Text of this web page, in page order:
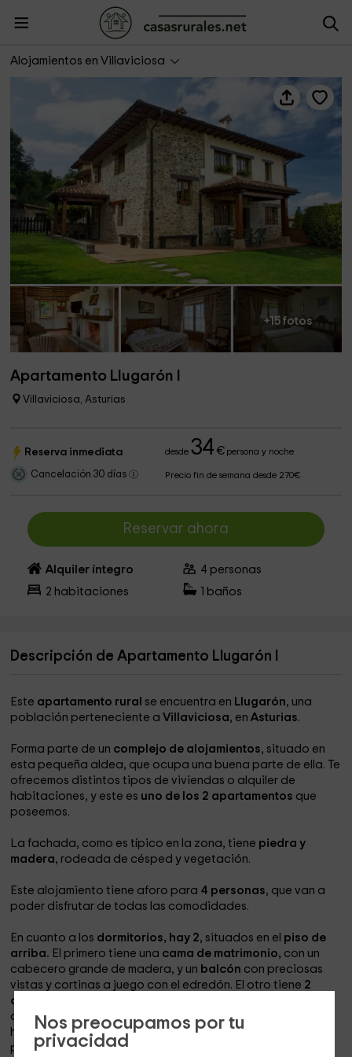
Nos preocupamos por tu
privacidad
Alojamientos en Villaviciosa
Apartamento Llugarón I
+15 fotos
Apartamento Llugarón I
Villaviciosa, Asturias
Reserva inmediata desde34 €persona y noche
Cancelación 30 días Precio fin de semana desde 270€
Reservar ahora
Alquiler íntegro 4 personas
2 habitaciones baños
Descripción de Apartamento Llugarón I
Este apartamento rural se encuentra en Llugarón, una
población perteneciente aVillaviciosa, enAsturias.
Forma parte de un complejo de alojamientos, situado en
esta pequeña aldea, que ocupa una buena parte de ella. Te
ofrecemos distintos tipos de viviendas o alquiler de
habitaciones, y este es uno de los 2 apartamentos que
poseemos.
La fachada, como es típico en la zona, tiene piedra y
madera, rodeada de césped y vegetación.
Este alojamiento tiene aforo para 4 personas, que van a
poder disfrutar de todas las comodidades.
En cuanto a los dormitorios, hay 2, situados en el piso de
arriba. El primero tiene una cama de matrimonio, con un
cabecero grande de madera, y un balcón con preciosas
vistas y cortinas a juego con el edredón. El otro tiene 2
camas separadas
de que la decoración es muy bonita, es sencilla, porque se
ha preferido dar más protagonismo a los materiales: las
paredes de piedra y los techos de madera con vigas al